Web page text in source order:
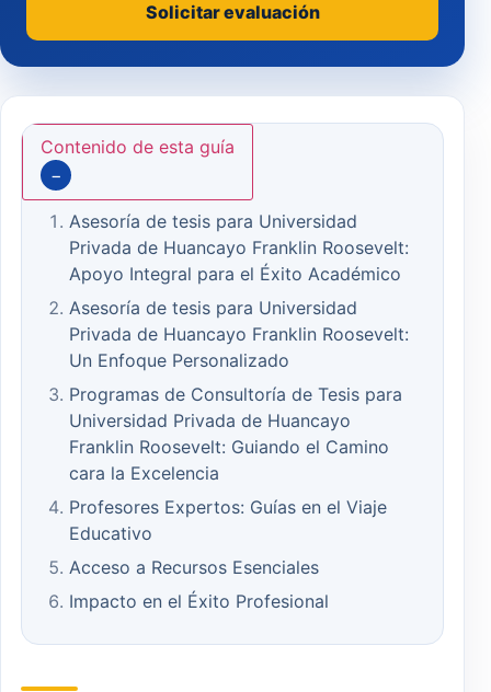
Contenido de esta guía
−
Asesoría de tesis para Universidad
Privada de Huancayo Franklin Roosevelt:
Apoyo Integral para el Éxito Académico
Asesoría de tesis para Universidad
Privada de Huancayo Franklin Roosevelt:
Un Enfoque Personalizado
Programas de Consultoría de Tesis para
Universidad Privada de Huancayo
Franklin Roosevelt: Guiando el Camino
cara la Excelencia
Profesores Expertos: Guías en el Viaje
Educativo
Acceso a Recursos Esenciales
Impacto en el Éxito Profesional
Solicitar evaluación